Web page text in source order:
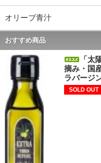
オリーブ青汁
おすすめ商品
「太
摘み・国
ラバージ
SOLD OUT